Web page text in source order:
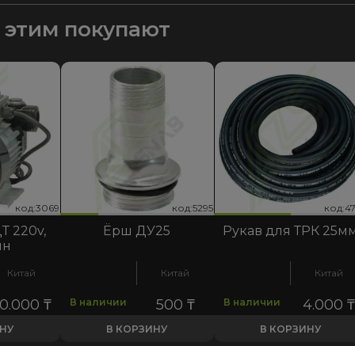
покупают
код:3069 код:3069
220v,
Китай
₸
код:5295 код:5295
Ёрш ДУ25
Китай
В наличии 500 ₸
В КОРЗИНУ
код:4758 код:4758
Рукав для ТРК
Китай
В наличии 4.000₸
В КОРЗИНУ